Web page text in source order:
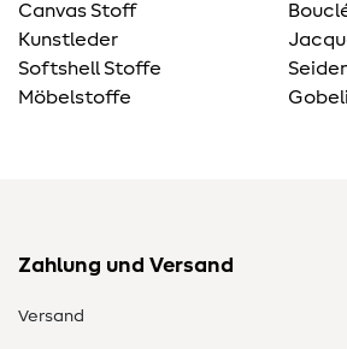
Canvas Stoff
Kunstleder
Softshell Stoffe
Möbelstoffe
Zahlung und Versand
Versand